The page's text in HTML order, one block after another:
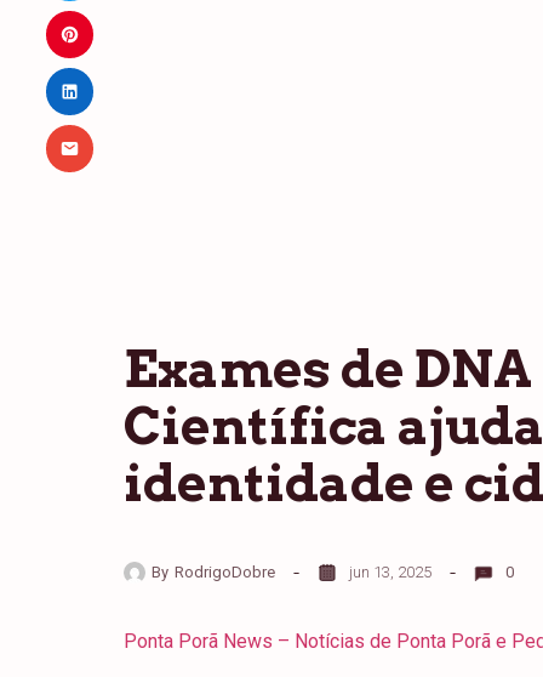
Exames de
Científica
identidade e
By RodrigoDobre jun 13, 2025 0
Ponta Porã News – Notícias de Ponta Porã e